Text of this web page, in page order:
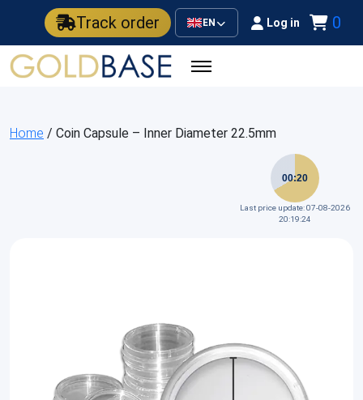
Track order EN Log in 0
Home / Coin Capsule – Inner Diameter 22.5mm
00:20
Last price update: 07-08-2026
20:19:24